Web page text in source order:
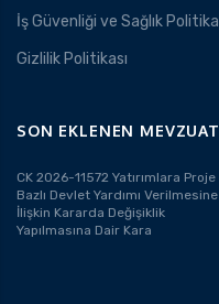
İş Güvenliği ve Sağlık
Gizlilik Politikası
SON EKLENEN
CK 2026-11572 Yatırımlara Proje
Bazlı Devlet Yardımı Verilmesine
İlişkin Kararda Değişiklik
Yapılmasına Dair Kara